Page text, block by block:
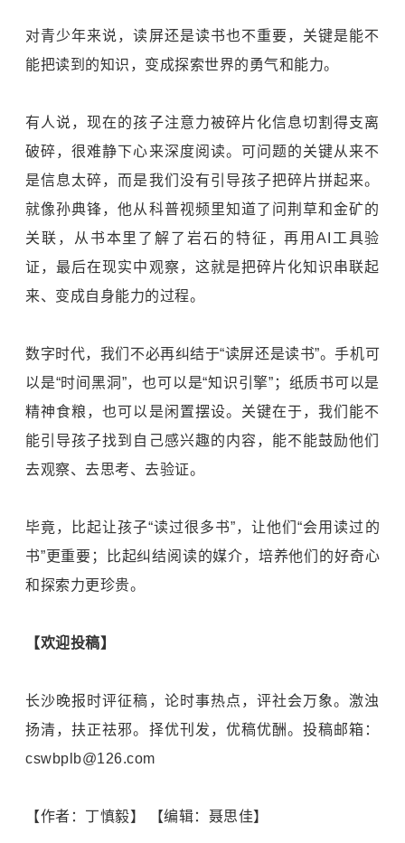
对青少年来说，读屏还是读书也不重要，关键是能不
能把读到的知识，变成探索世界的勇气和能力。
有人说，现在的孩子注意力被碎片化信息切割得支离
破碎，很难静下心来深度阅读。可问题的关键从来不
是信息太碎，而是我们没有引导孩子把碎片拼起来。
就像孙典锋，他从科普视频里知道了问荆草和金矿的
关联，从书本里了解了岩石的特征，再用AI工具验
证，最后在现实中观察，这就是把碎片化知识串联起
来、变成自身能力的过程。
数字时代，我们不必再纠结于“读屏还是读书”。手机可
以是“时间黑洞”，也可以是“知识引擎”；纸质书可以是
精神食粮，也可以是闲置摆设。关键在于，我们能不
能引导孩子找到自己感兴趣的内容，能不能鼓励他们
去观察、去思考、去验证。
毕竟，比起让孩子“读过很多书”，让他们“会用读过的
书”更重要；比起纠结阅读的媒介，培养他们的好奇心
和探索力更珍贵。
【欢迎投稿】
长沙晚报时评征稿，论时事热点，评社会万象。激浊
扬清，扶正祛邪。择优刊发，优稿优酬。投稿邮箱：
cswbplb@126.com
【作者：丁慎毅】 【编辑：聂思佳】